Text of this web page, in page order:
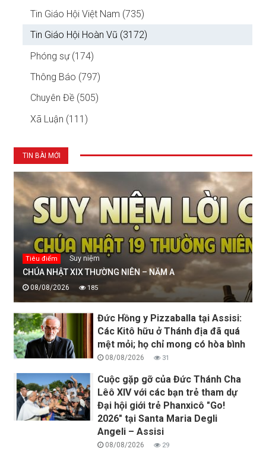
Tin Giáo Hội Việt Nam (735)
Tin Giáo Hội Hoàn Vũ (3172)
Phóng sự (174)
Thông Báo (797)
Chuyên Đề (505)
Xã Luận (111)
TIN BÀI MỚI
Tiêu điểm Suy niệm
CHÚA NHẬT XIX THƯỜNG NIÊN – NĂM A
08/08/2026 185
Đức Hồng y Pizzaballa tại Assisi:
Các Kitô hữu ở Thánh địa đã quá
mệt mỏi; họ chỉ mong có hòa bình
08/08/2026 31
Cuộc gặp gỡ của Đức Thánh Cha
Lêô XIV với các bạn trẻ tham dự
Đại hội giới trẻ Phanxicô "Go!
2026" tại Santa Maria Degli
Angeli – Assisi
08/08/2026 29